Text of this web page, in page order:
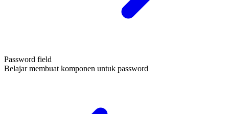
Password field
Belajar membuat komponen untuk password